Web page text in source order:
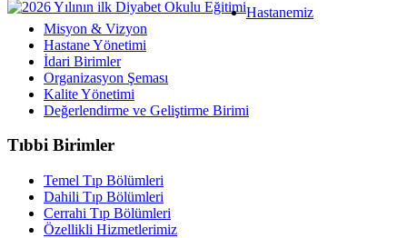
Hastanemiz
Misyon & Vizyon
Hastane Yönetimi
İdari Birimler
Organizasyon Şeması
Kalite Yönetimi
Değerlendirme ve Geliştirme Birimi
Tıbbi Birimler
Temel Tıp Bölümleri
Dahili Tıp Bölümleri
Cerrahi Tıp Bölümleri
Özellikli Hizmetlerimiz